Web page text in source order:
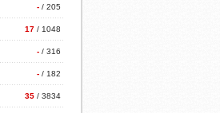
- / 205
17 / 1048
- / 316
- / 182
35 / 3834